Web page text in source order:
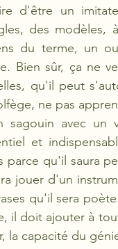
d'être un
des modèles,
du terme, un
Bien sûr, ça ne
qu'il peut
ne pas
sagouin avec un
et
parce qu'il saura
jouer d'un
qu'il sera
il doit ajouter à
la capacité du